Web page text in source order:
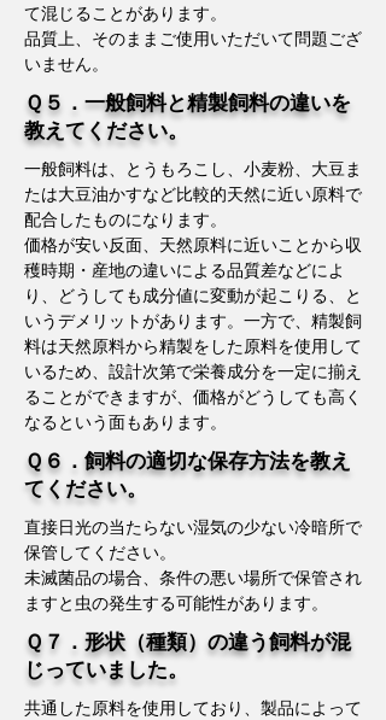
て混じることがあります。
​品質上、そのままご使用いただいて問題ござ
いません。
Ｑ５．一般飼料と精製飼料の違いを
教えてください。
一般飼料は、とうもろこし、小麦粉、大豆ま
たは大豆油かすなど比較的天然に近い原料で
配合したものになります。
価格が安い反面、天然原料に近いことから収
穫時期・産地の違いによる品質差などによ
り、どうしても成分値に変動が起こりる、と
いうデメリットがあります。​一方で、精製飼
料は天然原料から精製をした原料を使用して
いるため、設計次第で栄養成分を一定に揃え
ることができますが、価格がどうしても高く
なるという面もあります。
Ｑ６．飼料の適切な保存方法を教え
てください。
直接日光の当たらない湿気の少ない冷暗所で
保管してください。
​未滅菌品の場合、条件の悪い場所で保管され
ますと虫の発生する可能性があります。
Ｑ７．形状（種類）の違う飼料が混
じっていました。
共通した原料を使用しており、製品によって